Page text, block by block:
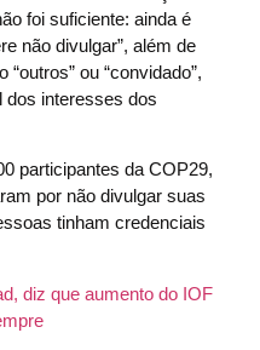
foi suficiente: ainda é
não divulgar”, além de
ou “convidado”,
dos interesses dos
participantes da COP29,
por não divulgar suas
tinham credenciais
diz que aumento do IOF